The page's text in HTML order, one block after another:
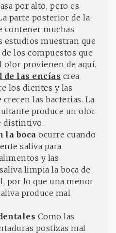
por alto, pero es
parte posterior de la
contener muchas
estudios muestran que
los compuestos que
olor provienen de aquí.
de las encías crea
los dientes y las
crecen las bacterias. La
produce un olor
distintivo.
la boca ocurre cuando
saliva para
y las
limpia la boca de
por lo que una menor
produce mal
Como las
postizas mal